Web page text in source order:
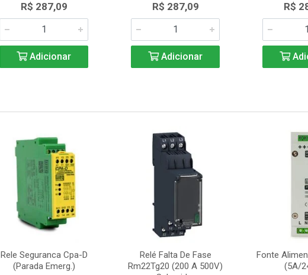
R$ 287,09
Adicionar
R$ 287,09
Adicionar
R$
Rele Seguranca Cpa-D
(Parada Emerg.)
Relé Falta De Fase
Rm22Tg20 (200 A 500V)
Fonte
(5A/